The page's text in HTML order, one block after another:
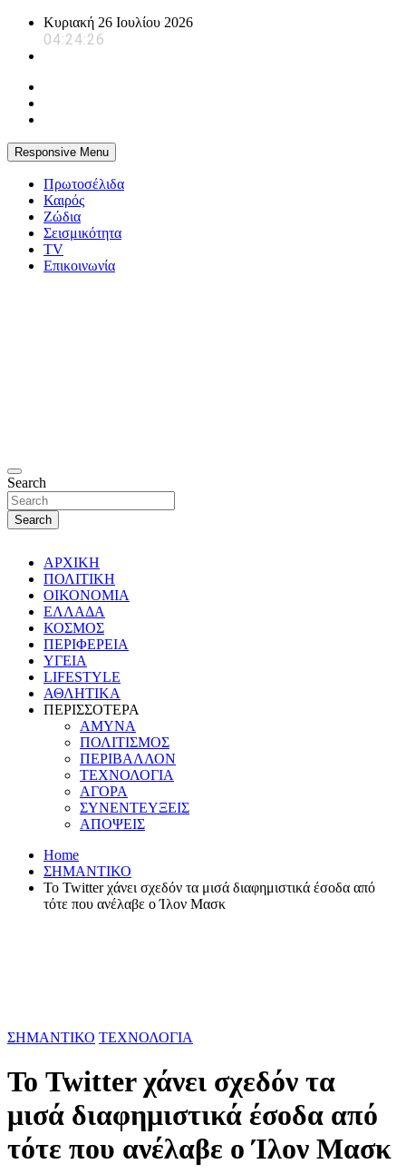
Skip
content
Κυριακή 26 Ιουλίου 2026
04:24:26
Responsive Menu
Πρωτοσέλιδα
Καιρός
Ζώδια
Σεισμικότητα
TV
Επικοινωνία
Search
Search
ΑΡΧΙΚΗ
ΠΟΛΙΤΙΚΗ
ΟΙΚΟΝΟΜΙΑ
ΕΛΛΑΔΑ
ΚΟΣΜΟΣ
ΠΕΡΙΦΕΡΕΙΑ
ΥΓΕΙΑ
LIFESTYLE
ΑΘΛΗΤΙΚΑ
ΠΕΡΙΣΣΟΤΕΡΑ
ΑΜΥΝΑ
ΠΟΛΙΤΙΣΜΟΣ
ΠΕΡΙΒΑΛΛΟΝ
ΤΕΧΝΟΛΟΓΙΑ
ΑΓΟΡΑ
ΣΥΝΕΝΤΕΥΞΕΙΣ
ΑΠΟΨΕΙΣ
Home
ΣΗΜΑΝΤΙΚΟ
Το Twitter χάνει σχεδόν τα μισά διαφημιστικά έσοδα από
τότε που ανέλαβε ο Ίλον Μασκ
ΣΗΜΑΝΤΙΚΟ ΤΕΧΝΟΛΟΓΙΑ
Το Twitter χάνει σχεδόν τα
μισά διαφημιστικά έσοδα από
τότε που ανέλαβε ο Ίλον Μασκ